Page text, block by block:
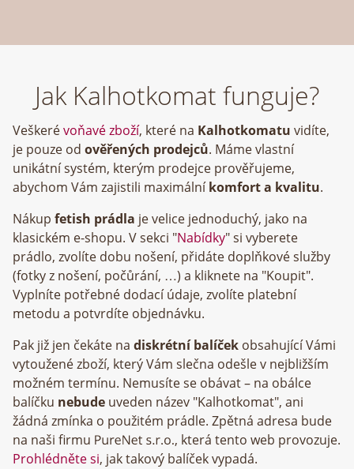
Jak Kalhotkomat funguje?
Veškerévoňavé zboží, které na Kalhotkomatu vidíte,
je pouze od ověřených prodejců. Máme vlastní
unikátní systém, kterým prodejce prověřujeme,
abychom Vám zajistili maximálníkomfort a kvalitu.
Nákup fetish prádla je velice jednoduchý, jako na
klasickém e-shopu. V sekci "Nabídky" si vyberete
prádlo, zvolíte dobu nošení, přidáte doplňkové služby
(fotky z nošení, počůrání, …) a kliknete na "Koupit".
Vyplníte potřebné dodací údaje, zvolíte platební
metodu a potvrdíte objednávku.
Pak již jen čekáte na diskrétní balíček obsahující Vámi
vytoužené zboží, který Vám slečna odešle v nejbližším
možném termínu. Nemusíte se obávat – na obálce
balíčku nebude uveden název "Kalhotkomat", ani
žádná zmínka o použitém prádle. Zpětná adresa bude
na naši firmu
, která tento web provozuje.
Prohlédněte si, jak takový balíček vypadá.